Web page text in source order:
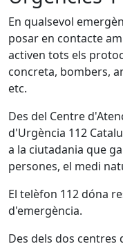
En qualsevol
posar en contacte
activen tots els
concreta, bombers,
etc.
Des del Centre
d'Urgència 112
a la ciutadania que
persones, el medi
El telèfon 112 dóna
d'emergència.
Des dels dos centres